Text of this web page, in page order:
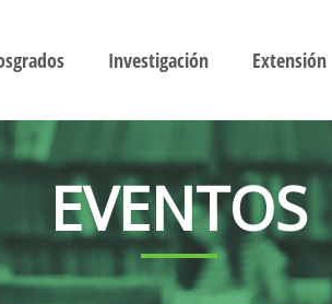
Investigación Extensión
EVENTOS